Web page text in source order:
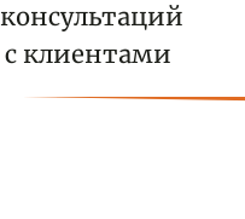
консультаций
с клиентами